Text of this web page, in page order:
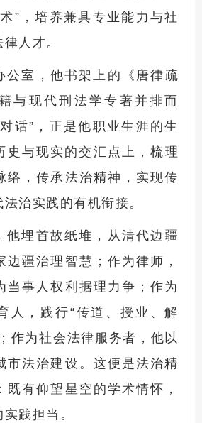
”，培养兼具专业能力与社
人才。
公室，他书架上的《唐律疏
与现代刑法学专著并排而
话”，正是他职业生涯的生
与现实的交汇点上，梳理
络，传承法治精神，实现传
治实践的有机衔接。
他埋首故纸堆，从清代边疆
边疆治理智慧；作为律师，
当事人权利据理力争；作为
人，践行“传道、授业、解
作为社会法律服务者，他以
市法治建设。这便是法治精
既有仰望星空的学术情怀，
践担当。